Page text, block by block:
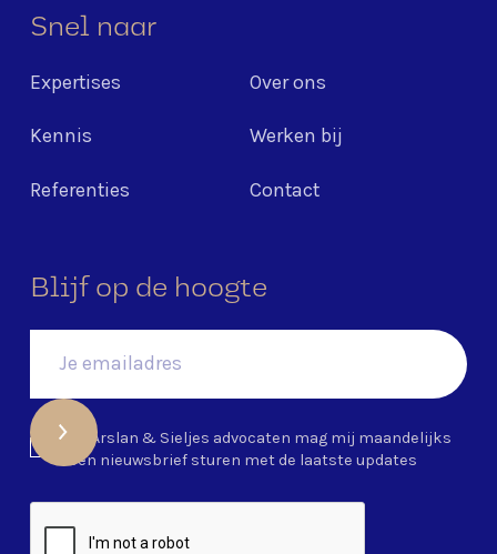
Snel naar
Expertises Over ons
Kennis Werken bij
Referenties Contact
Blijf op de hoogte
Ja, Arslan & Sieljes advocaten mag mij maandelijks
een nieuwsbrief sturen met de laatste updates